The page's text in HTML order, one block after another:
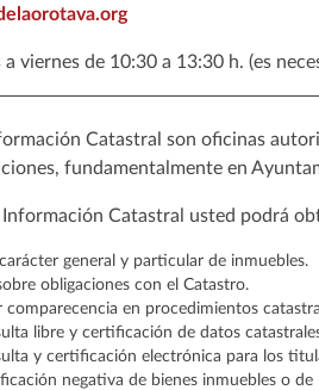
a viernes de 10:30 a 13:30 h. (es
Catastral son oficinas
fundamentalmente en
Catastral usted podrá
general y particular de inmuebles.
obligaciones con el Catastro.
en procedimientos
libre y certificación de datos
y certificación electrónica para los
negativa de bienes inmuebles o